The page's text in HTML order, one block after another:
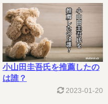
小山田圭吾氏を推薦したの
は誰？
2023-01-20